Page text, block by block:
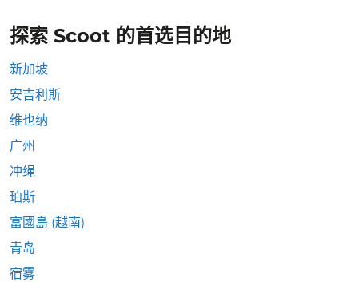
探索 Scoot 的首选目的地
新加坡
安吉利斯
维也纳
广州
冲绳
珀斯
富國島 (越南)
青岛
宿雾